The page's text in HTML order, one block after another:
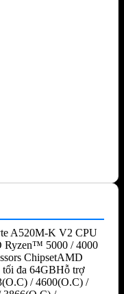
A520M-K V2 CPU
Ryzen™ 5000 / 4000
ChipsetAMD
đa 64GBHỗ trợ
/ 4600(O.C) /